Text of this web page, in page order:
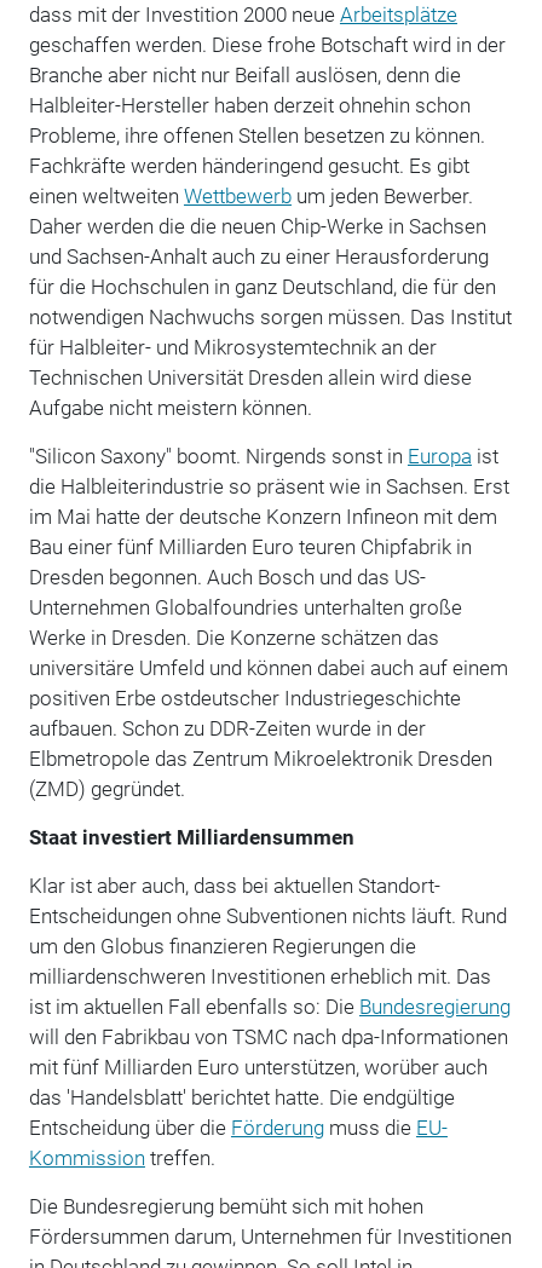
dass mit der Investition 2000 neue Arbeitsplätze
geschaffen werden. Diese frohe Botschaft wird in der
Branche aber nicht nur Beifall auslösen, denn die
Halbleiter-Hersteller haben derzeit ohnehin schon
Probleme, ihre offenen Stellen besetzen zu können.
Fachkräfte werden händeringend gesucht. Es gibt
einen weltweiten Wettbewerbum jeden Bewerber.
Daher werden die die neuen Chip-Werke in Sachsen
und Sachsen-Anhalt auch zu einer Herausforderung
für die Hochschulen in ganz Deutschland, die für den
notwendigen Nachwuchs sorgen müssen. Das Institut
für Halbleiter- und Mikrosystemtechnik an der
Technischen Universität Dresden allein wird diese
Aufgabe nicht meistern können.
"Silicon Saxony" boomt. Nirgends sonst in Europa ist
die Halbleiterindustrie so präsent wie in Sachsen. Erst
im Mai hatte der deutsche Konzern Infineon mit dem
Bau einer fünf Milliarden Euro teuren Chipfabrik in
Dresden begonnen. Auch Bosch und das US-
Unternehmen Globalfoundries unterhalten große
Werke in Dresden. Die Konzerne schätzen das
universitäre Umfeld und können dabei auch auf einem
positiven Erbe ostdeutscher Industriegeschichte
aufbauen. Schon zu DDR-Zeiten wurde in der
Elbmetropole das Zentrum Mikroelektronik Dresden
(ZMD) gegründet.
Staat investiert Milliardensummen
Klar ist aber auch, dass bei aktuellen Standort-
Entscheidungen ohne Subventionen nichts läuft. Rund
um den Globus finanzieren Regierungen die
milliardenschweren Investitionen erheblich mit. Das
ist im aktuellen Fall ebenfalls so: Die Bundesregierung
will den Fabrikbau von TSMC nach dpa-Informationen
mit fünf Milliarden Euro unterstützen, worüber auch
das 'Handelsblatt' berichtet hatte. Die endgültige
Entscheidung über die Förderungmuss die EU-
Kommission treffen.
Die Bundesregierung bemüht sich mit hohen
Fördersummen darum, Unternehmen für Investitionen